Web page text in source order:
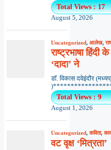
Total Views : 17
August 5, 2026
Uncategorized, आलेख,
राष्ट्रभाषा हिंदी
‘दादा’ ने
डॉ. विकास दवेइंदौर
Total Views : 9
August 1, 2026
Uncategorized,कविता,
वट वृक्ष ‘मित्रता’